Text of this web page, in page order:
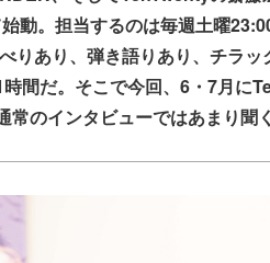
動。担当するのは毎週土曜
りあり、弾き語りあり、チラ
間だ。そこで今回、6・7月に
常のインタビューではあまり